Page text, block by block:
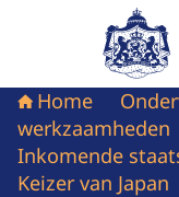
Naar
Home
werkzaamheden
Inkomende
Keizer van Japan